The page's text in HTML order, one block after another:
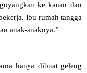
ke kanan dan
Ibu rumah tangga
anak-anaknya.”
hanya dibuat geleng